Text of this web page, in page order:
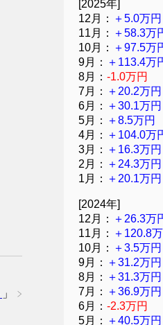
」
[2025年]
12月： ＋5.0万円
11月： ＋58.3万
10月： ＋97.5万
9月： ＋113.4万
8月： -1.0万円
7月： ＋20.2万円
6月： ＋30.1万円
5月： ＋8.5万円
4月： ＋104.0万
3月： ＋16.3万円
2月： ＋24.3万円
1月： ＋20.1万円
[2024年]
12月： ＋26.3万
11月： ＋120.8
10月： ＋3.5万円
9月： ＋31.2万円
8月： ＋31.3万円
7月： ＋36.9万円
6月： -2.3万円
5月： ＋40.5万円